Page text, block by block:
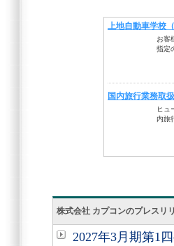
株式会社 カプコンのプレスリ
2027年3月期第1